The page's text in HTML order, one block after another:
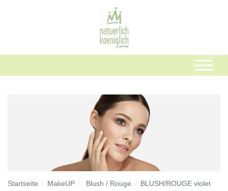
Startseite MakeUP Blush / Rouge BLUSH/ROUGE violet